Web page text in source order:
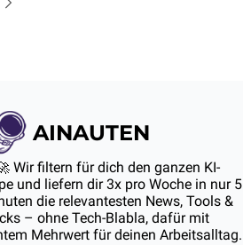
AINAUTEN
Wir filtern für dich den ganzen KI-
und liefern dir 3x pro Woche in nur 5
die relevantesten News, Tools &
– ohne Tech-Blabla, dafür mit
Mehrwert für deinen Arbeitsalltag.